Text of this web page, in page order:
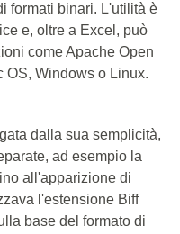
formati binari. L'utilità è
e, oltre a Excel, può
come Apache Open
OS, Windows o Linux.
dalla sua semplicità,
ad esempio la
all'apparizione di
l'estensione Biff
base del formato di